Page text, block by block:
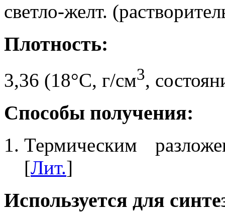
светло-желт.
Плотность:
3,36 (18°C, г/см3,
Способы получения:
Термическим
[Лит.]
Используется для